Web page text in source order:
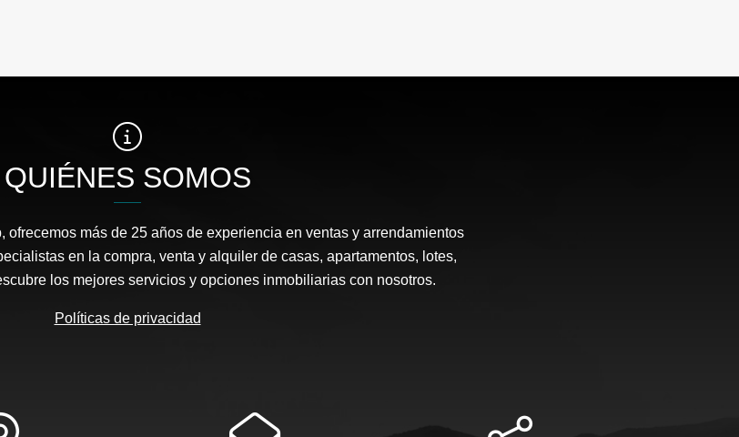
QUIÉNES SOMOS
ofrecemos más de 25 años de experiencia en ventas y arrendamientos
en la compra, venta y alquiler de casas, apartamentos, lotes,
los mejores servicios y opciones inmobiliarias con nosotros.
Políticas de privacidad